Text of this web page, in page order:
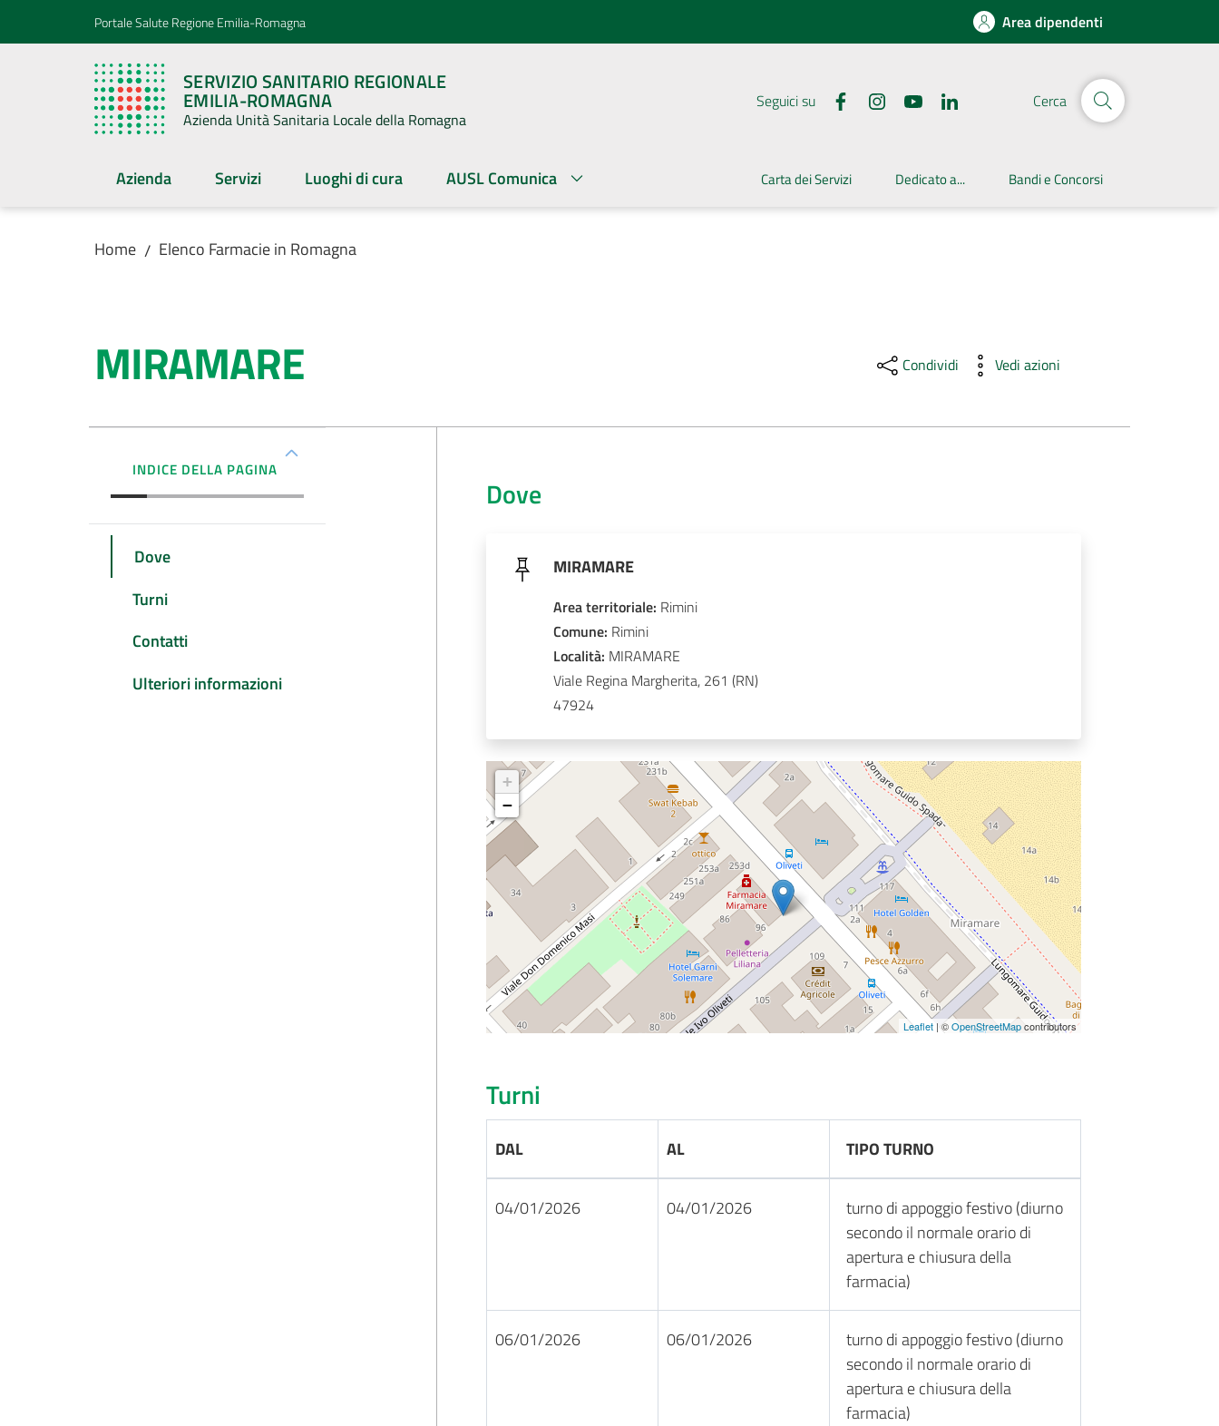
Vai al contenuto
Vai alla navigazionePortale Salute Regione Emilia-Romagna Area dipendenti
SERVIZIO SANITARIO REGIONALE
EMILIA-ROMAGNA
Azienda Unità Sanitaria Locale della Romagna
Seguici su Cerca
Azienda Servizi Luoghi di cura AUSL Comunica Carta dei Servizi Dedicato a... Bandi e Concorsi
Home / Elenco Farmacie in Romagna
MIRAMARE Condividi Vedi azioni
INDICE DELLA PAGINA
Dove
Turni
Contatti
Ulteriori informazioni
Dove
MIRAMARE
Area territoriale: Rimini
Comune: Rimini
Località: MIRAMARE
Viale Regina Margherita, 261
(RN)
47924
+
−
Leaflet| ©OpenStreetMapcontributors
Turni
DAL AL TIPO TURNO
04/01/2026 04/01/2026
turno di appoggio festivo (diurno
secondo il normale orario di
apertura e chiusura della
farmacia)
06/01/2026 06/01/2026
turno di appoggio festivo (diurno
secondo il normale orario di
apertura e chiusura della
farmacia)